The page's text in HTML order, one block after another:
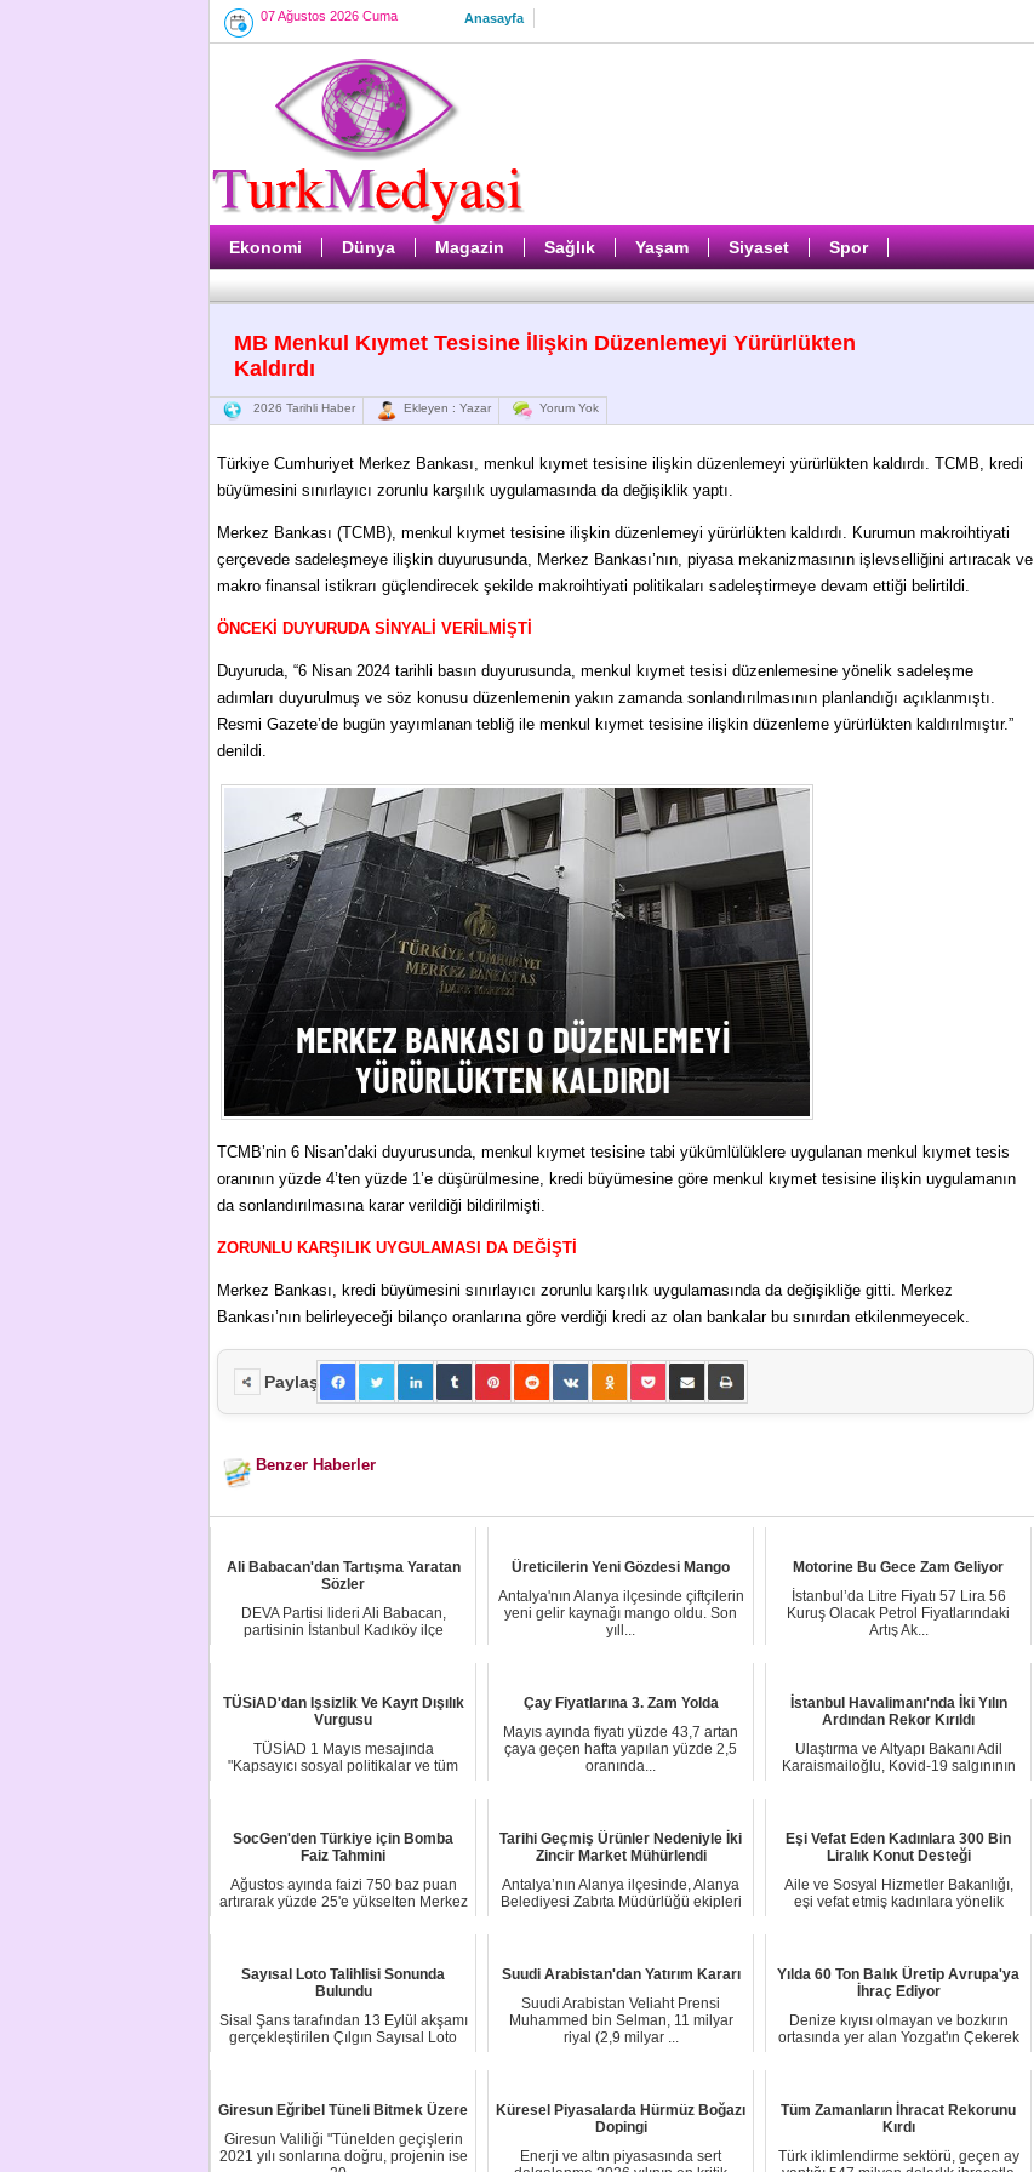
07 Ağustos 2026 Cuma Anasayfa
Ekonomi Dünya Magazin Sağlık Yaşam Siyaset Spor
MB Menkul Kıymet Tesisine İlişkin Düzenlemeyi Yürürlükten
Kaldırdı
2026 Tarihli Haber Ekleyen : Yazar Yorum Yok
Türkiye Cumhuriyet Merkez Bankası, menkul kıymet tesisine ilişkin düzenlemeyi yürürlükten kaldırdı. TCMB, kredi
büyümesini sınırlayıcı zorunlu karşılık uygulamasında da değişiklik yaptı.
Merkez Bankası (TCMB), menkul kıymet tesisine ilişkin düzenlemeyi yürürlükten kaldırdı. Kurumun makroihtiyati
çerçevede sadeleşmeye ilişkin duyurusunda, Merkez Bankası’nın, piyasa mekanizmasının işlevselliğini artıracak ve
makro finansal istikrarı güçlendirecek şekilde makroihtiyati politikaları sadeleştirmeye devam ettiği belirtildi.
ÖNCEKİ DUYURUDA SİNYALİ VERİLMİŞTİ
Duyuruda, “6 Nisan 2024 tarihli basın duyurusunda, menkul kıymet tesisi düzenlemesine yönelik sadeleşme
adımları duyurulmuş ve söz konusu düzenlemenin yakın zamanda sonlandırılmasının planlandığı açıklanmıştı.
Resmi Gazete’de bugün yayımlanan tebliğ ile menkul kıymet tesisine ilişkin düzenleme yürürlükten kaldırılmıştır.”
denildi.
TCMB’nin 6 Nisan’daki duyurusunda, menkul kıymet tesisine tabi yükümlülüklere uygulanan menkul kıymet tesis
oranının yüzde 4’ten yüzde 1’e düşürülmesine, kredi büyümesine göre menkul kıymet tesisine ilişkin uygulamanın
da sonlandırılmasına karar verildiği bildirilmişti.
ZORUNLU KARŞILIK UYGULAMASI DA DEĞİŞTİ
Merkez Bankası, kredi büyümesini sınırlayıcı zorunlu karşılık uygulamasında da değişikliğe gitti. Merkez
Bankası’nın belirleyeceği bilanço oranlarına göre verdiği kredi az olan bankalar bu sınırdan etkilenmeyecek.
Paylaş
Benzer Haberler
Ali Babacan'dan Tartışma Yaratan
Sözler
DEVA Partisi lideri Ali Babacan,
partisinin İstanbul Kadıköy ilçe
Üreticilerin Yeni Gözdesi Mango
Antalya'nın Alanya ilçesinde çiftçilerin
yeni gelir kaynağı mango oldu. Son
yıll...
Motorine Bu Gece Zam Geliyor
İstanbul’da Litre Fiyatı 57 Lira 56
Kuruş Olacak Petrol Fiyatlarındaki
Artış Ak...
TÜSiAD'dan Işsizlik Ve Kayıt Dışılık
Vurgusu
TÜSİAD 1 Mayıs mesajında
"Kapsayıcı sosyal politikalar ve tüm
Çay Fiyatlarına 3. Zam Yolda
Mayıs ayında fiyatı yüzde 43,7 artan
çaya geçen hafta yapılan yüzde 2,5
oranında...
İstanbul Havalimanı'nda İki Yılın
Ardından Rekor Kırıldı
Ulaştırma ve Altyapı Bakanı Adil
Karaismailoğlu, Kovid-19 salgınının
SocGen'den Türkiye için Bomba
Faiz Tahmini
Ağustos ayında faizi 750 baz puan
artırarak yüzde 25'e yükselten Merkez
Tarihi Geçmiş Ürünler Nedeniyle İki
Zincir Market Mühürlendi
Antalya’nın Alanya ilçesinde, Alanya
Belediyesi Zabıta Müdürlüğü ekipleri
Eşi Vefat Eden Kadınlara 300 Bin
Liralık Konut Desteği
Aile ve Sosyal Hizmetler Bakanlığı,
eşi vefat etmiş kadınlara yönelik
Sayısal Loto Talihlisi Sonunda
Bulundu
Sisal Şans tarafından 13 Eylül akşamı
gerçekleştirilen Çılgın Sayısal Loto
Suudi Arabistan'dan Yatırım Kararı
Suudi Arabistan Veliaht Prensi
Muhammed bin Selman, 11 milyar
riyal (2,9 milyar ...
Yılda 60 Ton Balık Üretip Avrupa'ya
İhraç Ediyor
Denize kıyısı olmayan ve bozkırın
ortasında yer alan Yozgat'ın Çekerek
Giresun Eğribel Tüneli Bitmek Üzere
Giresun Valiliği "Tünelden geçişlerin
2021 yılı sonlarına doğru, projenin ise
Küresel Piyasalarda Hürmüz Boğazı
Dopingi
Enerji ve altın piyasasında sert
Tüm Zamanların İhracat Rekorunu
Kırdı
Türk iklimlendirme sektörü, geçen ay